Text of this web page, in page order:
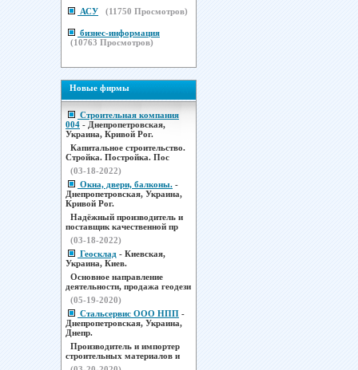
АСУ (11750 Просмотров)
бизнес-информация
(10763 Просмотров)
Новые фирмы
Строительная компания
004 - Днепропетровская,
Украина, Кривой Рог.
Капитальное строительство.
Стройка. Постройка. Пос
(03-18-2022)
Окна, двери, балконы. -
Днепропетровская, Украина,
Кривой Рог.
Надёжный производитель и
поставщик качественной пр
(03-18-2022)
Геосклад - Киевская,
Украина, Киев.
Основное направление
деятельности, продажа геодези
(05-19-2020)
Стальсервис ООО НПП -
Днепропетровская, Украина,
Днепр.
Производитель и импортер
строительных материалов и